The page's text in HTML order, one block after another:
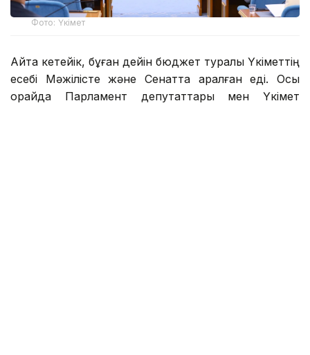
Фото: Үкімет
Айта кетейік, бұған дейін бюджет туралы Үкіметтің
есебі Мәжілісте және Сенатта қаралған еді. Осы
орайда Парламент депутаттары мен Үкімет